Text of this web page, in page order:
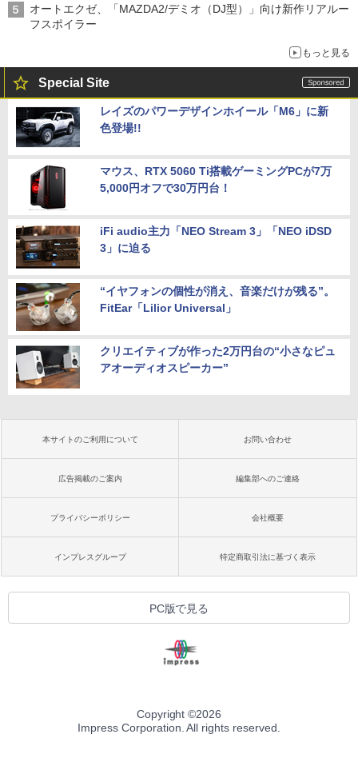
オートエクゼ、「MAZDA2/デミオ（DJ型）」向け新作リアルー
フスポイラー
もっと見る
Special Site
レイズのパワーデザインホイール「M6」に新
色登場!!
マウス、RTX 5060 Ti搭載ゲーミングPCが7万
5,000円オフで30万円台！
iFi audio主力「NEO Stream 3」「NEO iDSD
3」に迫る
“イヤフォンの個性が消え、音楽だけが残る”。
FitEar「Lilior Universal」
クリエイティブが作った2万円台の“小さなピュ
アオーディオスピーカー”
本サイトのご利用について お問い合わせ
広告掲載のご案内 編集部へのご連絡
プライバシーポリシー 会社概要
インプレスグループ 特定商取引法に基づく表示
PC版で見る
Copyright ©2026
Impress Corporation. All rights reserved.